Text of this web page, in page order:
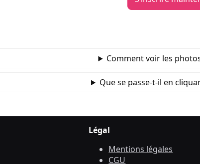
Comment voir les
Que se passe‑t‑il en
Légal
Mentions légales
CGU